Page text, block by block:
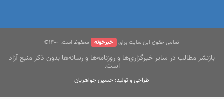
تمامی حقوق این سایت برای خبرخونه محفوظ است. ۱400©
بازنشر مطالب در سایر خبرگزاری‌ها و روزنامه‌ها و رسانه‌ها بدون ذکر منبع آزاد
است.
طراحی و تولید: حسین جواهریان